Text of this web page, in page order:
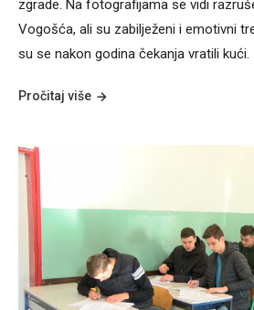
zgrade. Na fotografijama se vidi
Vogošća, ali su zabilježeni i emotivni
su se nakon godina čekanja vratili kući.
Pročitaj više